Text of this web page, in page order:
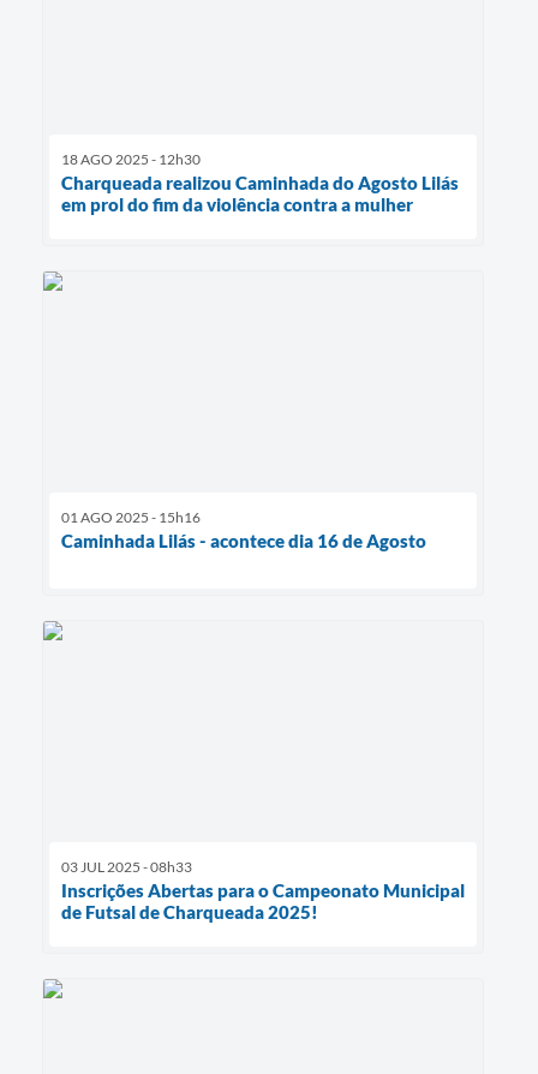
18 AGO 2025 - 12h30
Charqueada realizou Caminhada do Agosto Lilás
em prol do fim da violência contra a mulher
01 AGO 2025 - 15h16
Caminhada Lilás - acontece dia 16 de Agosto
03 JUL 2025 - 08h33
Inscrições Abertas para o Campeonato Municipal
de Futsal de Charqueada 2025!